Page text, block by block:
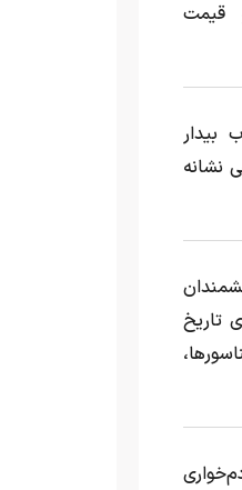
قیمت
بیدار
نشانه
تاریخ